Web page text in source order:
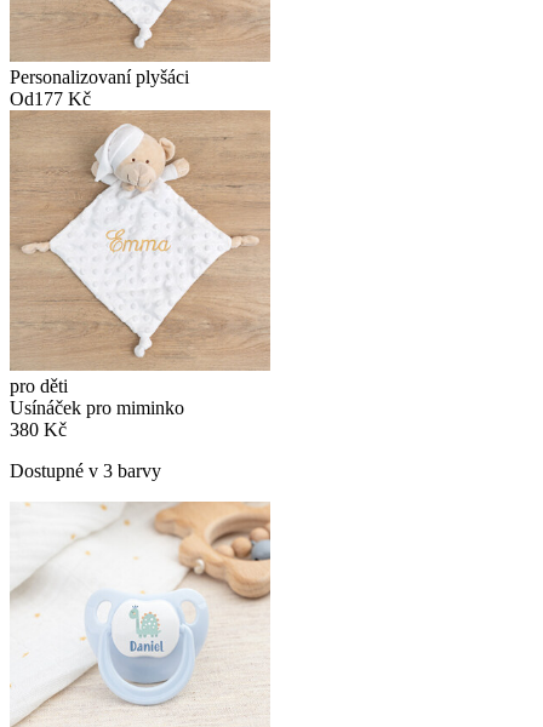
Personalizovaní plyšáci
Od177 Kč
pro děti
Usínáček pro miminko
380 Kč
Dostupné v 3 barvy